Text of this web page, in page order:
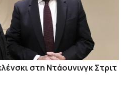
στη Ντάουνινγκ Στριτ